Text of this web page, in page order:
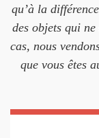
qu’à la
des objets qui
cas, nous
que vous êtes